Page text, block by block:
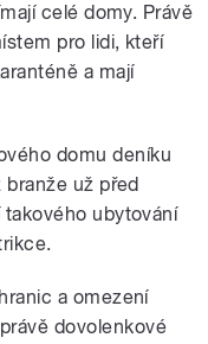
celé domy. Právě
pro lidi, kteří
a mají
domu deníku
už před
ubytování
a omezení
dovolenkové